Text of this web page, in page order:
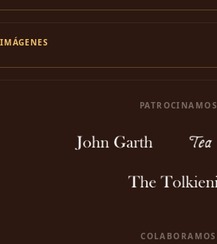
IMÁGENES
PATROCINAMOS
COLABORAMOS